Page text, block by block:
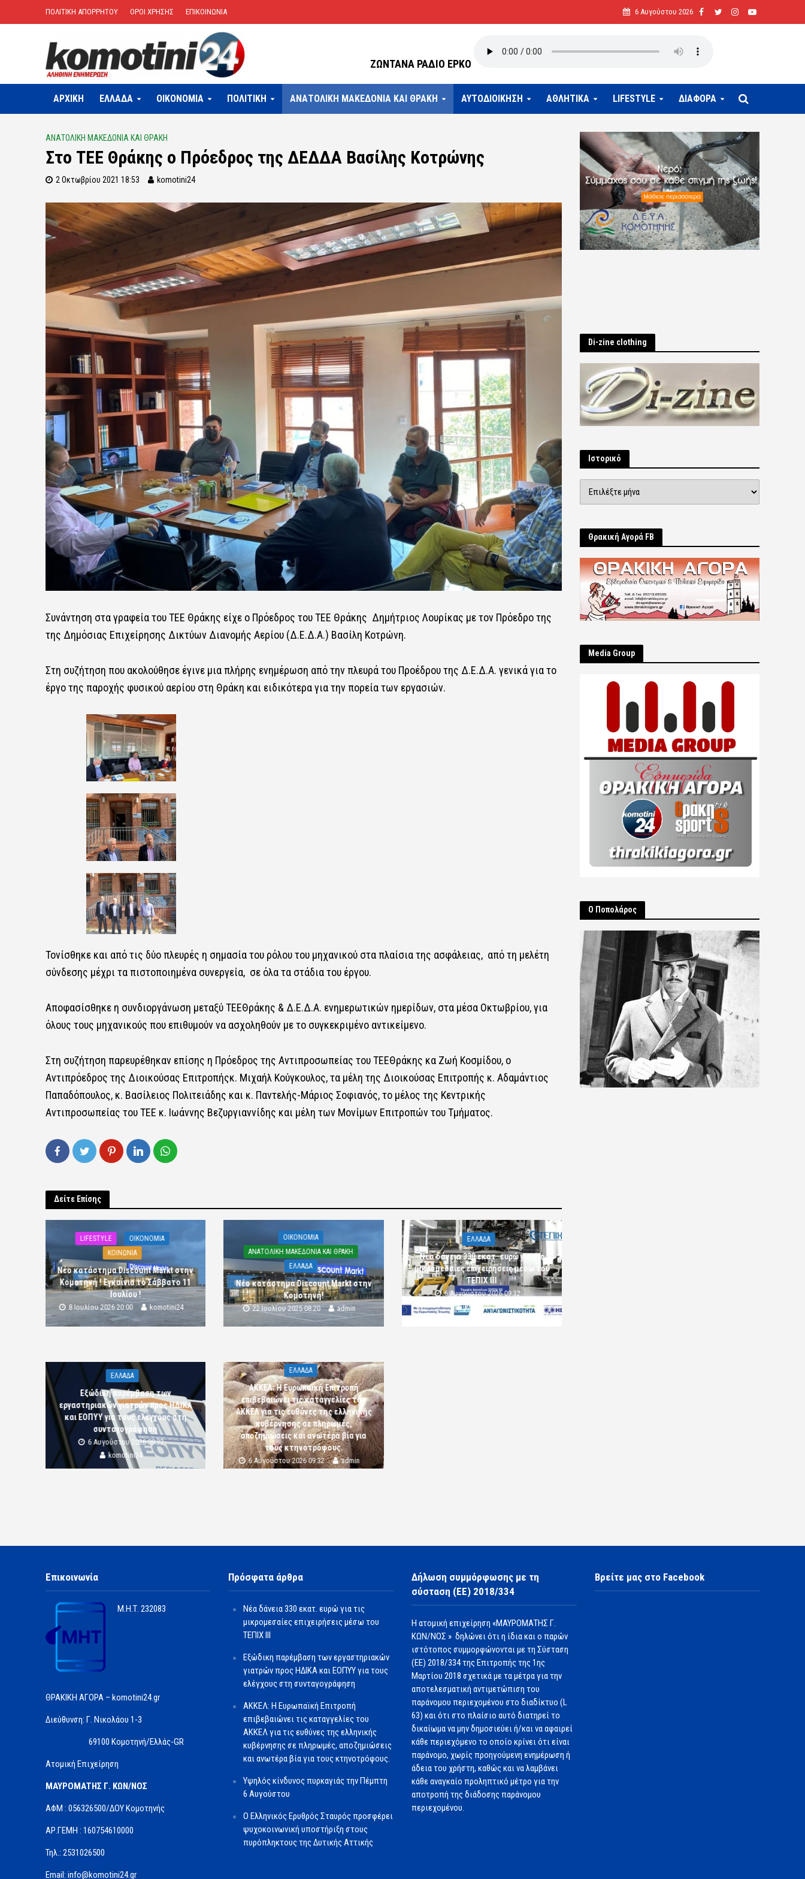
ΠΟΛΙΤΙΚΗ ΑΠΟΡΡΗΤΟΥ ΟΡΟΙ ΧΡΗΣΗΣ ΕΠΙΚΟΙΝΩΝΙΑ 6 Αυγούστου 2026
ΖΩΝΤΑΝΑ ΡΑΔΙΟ ΕΡΚΟ
ΑΡΧΙΚΗ ΕΛΛΑΔΑ OIKONOMIA ΠΟΛΙΤΙΚΗ ΑΝΑΤΟΛΙΚΗ ΜΑΚΕΔΟΝΙΑ ΚΑΙ ΘΡΑΚΗ ΑΥΤΟΔΙΟΙΚΗΣΗ ΑΘΛΗΤΙΚΑ LIFESTYLE ΔΙΑΦΟΡΑ
ΑΝΑΤΟΛΙΚΗ ΜΑΚΕΔΟΝΙΑ ΚΑΙ ΘΡΑΚΗ
Στο ΤΕΕ Θράκης ο Πρόεδρος της ΔΕΔΔΑ Βασίλης Κοτρώνης
2 Οκτωβρίου 2021 18:53 komotini24
Συνάντηση στα γραφεία του ΤΕΕ Θράκης είχε ο Πρόεδρος του ΤΕΕ Θράκης Δημήτριος Λουρίκας με τον Πρόεδρο της
της Δημόσιας Επιχείρησης Δικτύων Διανομής Αερίου (Δ.Ε.Δ.Α.) Βασίλη Κοτρώνη.
Στη συζήτηση που ακολούθησε έγινε μια πλήρης ενημέρωση από την πλευρά του Προέδρου της Δ.Ε.Δ.Α. γενικά για το
έργο της παροχής φυσικού αερίου στη Θράκη και ειδικότερα για την πορεία των εργασιών.
Τονίσθηκε και από τις δύο πλευρές η σημασία του ρόλου του μηχανικού στα πλαίσια της ασφάλειας, από τη μελέτη
σύνδεσης μέχρι τα πιστοποιημένα συνεργεία, σε όλα τα στάδια του έργου.
Αποφασίσθηκε η συνδιοργάνωση μεταξύ ΤΕΕΘράκης & Δ.Ε.Δ.Α. ενημερωτικών ημερίδων, στα μέσα Οκτωβρίου, για
όλους τους μηχανικούς που επιθυμούν να ασχοληθούν με το συγκεκριμένο αντικείμενο.
Στη συζήτηση παρευρέθηκαν επίσης η Πρόεδρος της Αντιπροσωπείας του ΤΕΕΘράκης κα Ζωή Κοσμίδου, ο
Αντιπρόεδρος της Διοικούσας Επιτροπήςκ. Μιχαήλ Κούγκουλος, τα μέλη της Διοικούσας Επιτροπής κ. Αδαμάντιος
Παπαδόπουλος, κ. Βασίλειος Πολιτειάδης και κ. Παντελής-Μάριος Σοφιανός, το μέλος της Κεντρικής
Αντιπροσωπείας του ΤΕΕ κ. Ιωάννης Βεζυργιαννίδης και μέλη των Μονίμων Επιτροπών του Τμήματος.
Δείτε Επίσης
LIFESTYLE
OIKONOMIA
ΚΟΙΝΩΝΙΑ
Νέο κατάστημα Discount Markt στην
Κομοτηνή ! Εγκαίνια το Σάββατο 11
Ιουλίου !
8 Ιουλίου 2026 20:00 komotini24
OIKONOMIA
ΑΝΑΤΟΛΙΚΗ ΜΑΚΕΔΟΝΙΑ ΚΑΙ ΘΡΑΚΗ
ΕΛΛΑΔΑ
Νέο κατάστημα Discount Markt στην
Κομοτηνή!
22 Ιουλίου 2025 08:20 admin
ΕΛΛΑΔΑ
Νέα δάνεια 330 εκατ. ευρώ για τις
μικρομεσαίες επιχειρήσεις μέσω του
ΤΕΠΙΧ ΙΙΙ
6 Αυγούστου 2026 09:32
komotini24
ΕΛΛΑΔΑ
Εξώδικη παρέμβαση των
εργαστηριακών γιατρών προς ΗΔΙΚΑ
και ΕΟΠΥΥ για τους ελέγχους στη
συνταγογράφηση
6 Αυγούστου 2026 09:32
komotini24
ΕΛΛΑΔΑ
ΑΚΚΕΛ: Η Ευρωπαϊκή Επιτροπή
επιβεβαιώνει τις καταγγελίες του
ΑΚΚΕΛ για τις ευθύνες της ελληνικής
κυβέρνησης σε πληρωμές,
αποζημιώσεις και ανωτέρα βία για
τους κτηνοτρόφους.
6 Αυγούστου 2026 09:32 admin
Di-zine clothing
Ιστορικό
Θρακική Αγορά FB
Μedia Group
Ο Ποπολάρος
Επικοινωνία
Μ.Η.Τ. 232083
ΘΡΑΚΙΚΗ ΑΓΟΡΑ – komotini24.gr
Διεύθυνση: Γ. Νικολάου 1-3
69100 Κομοτηνή/Ελλάς-GR
Ατομική Επιχείρηση
ΜΑΥΡΟΜΑΤΗΣ Γ. ΚΩΝ/ΝΟΣ
ΑΦΜ : 056326500/ΔOΥ Κομοτηνής
ΑΡ.ΓΕΜΗ : 160754610000
Τηλ.: 2531026500
Email: info@komotini24.gr
Πρόσφατα άρθρα
Νέα δάνεια 330 εκατ. ευρώ για τις
μικρομεσαίες επιχειρήσεις μέσω του
ΤΕΠΙΧ ΙΙΙ
Εξώδικη παρέμβαση των εργαστηριακών
γιατρών προς ΗΔΙΚΑ και ΕΟΠΥΥ για τους
ελέγχους στη συνταγογράφηση
ΑΚΚΕΛ: Η Ευρωπαϊκή Επιτροπή
επιβεβαιώνει τις καταγγελίες του
ΑΚΚΕΛ για τις ευθύνες της ελληνικής
κυβέρνησης σε πληρωμές, αποζημιώσεις
και ανωτέρα βία για τους κτηνοτρόφους.
Υψηλός κίνδυνος πυρκαγιάς την Πέμπτη
6 Αυγούστου
Ο Ελληνικός Ερυθρός Σταυρός προσφέρει
ψυχοκοινωνική υποστήριξη στους
πυρόπληκτους της Δυτικής Αττικής
Δήλωση συμμόρφωσης με τη
σύσταση (ΕΕ) 2018/334
Η ατομική επιχείρηση «ΜΑΥΡΟΜΑΤΗΣ Γ.
ΚΩΝ/ΝΟΣ » δηλώνει ότι η ίδια και ο παρών
ιστότοπος συμμορφώνονται με τη Σύσταση
(ΕΕ) 2018/334 της Επιτροπής της 1ης
Μαρτίου 2018 σχετικά με τα μέτρα για την
αποτελεσματική αντιμετώπιση του
παράνομου περιεχομένου στο διαδίκτυο (L
63) και ότι στο πλαίσιο αυτό διατηρεί το
δικαίωμα να μην δημοσιεύει ή/και να αφαιρεί
κάθε περιεχόμενο το οποίο κρίνει ότι είναι
παράνομο, χωρίς προηγούμενη ενημέρωση ή
άδεια του χρήστη, καθώς και να λαμβάνει
κάθε αναγκαίο προληπτικό μέτρο για την
αποτροπή της διάδοσης παράνομου
περιεχομένου.
Βρείτε μας στο Facebook